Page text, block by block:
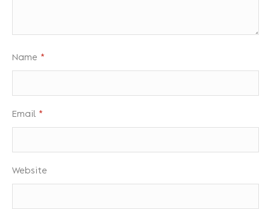
Name *
Email *
Website